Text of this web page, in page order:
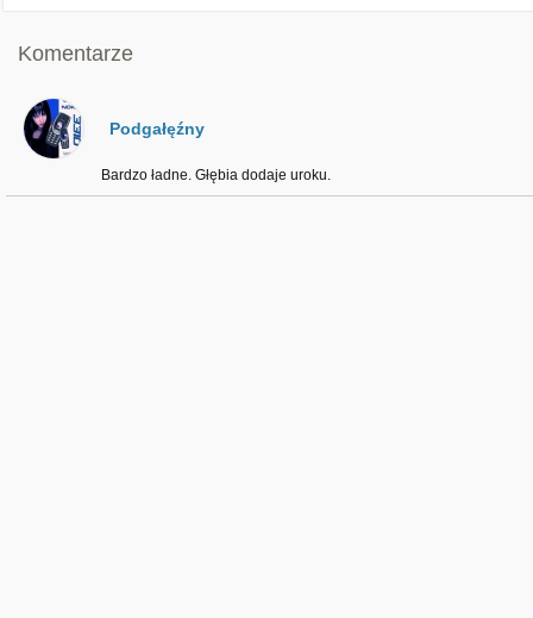
Komentarze
Podgałęźny
Bardzo ładne. Głębia dodaje uroku.